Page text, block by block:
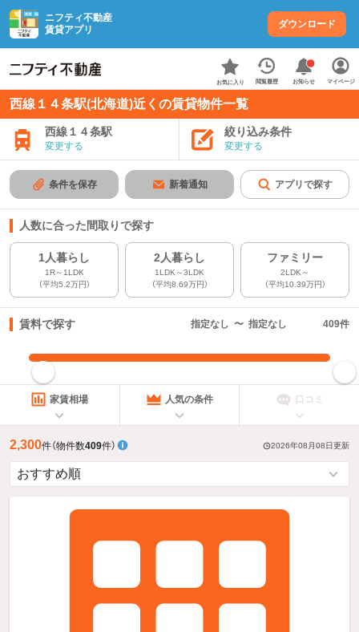
ニフティ不動産
賃貸アプリ
ダウンロード
お気に入り 閲覧履歴 お知らせ マイページ
西線１４条駅(北海道)近くの賃貸物件一覧
西線１４条駅
変更する
絞り込み条件
変更する
条件を保存 新着通知 アプリで探す
人数に合った間取りで探す
1人暮らし
1R～1LDK
（平均5.2万円）
2人暮らし
1LDK～3LDK
（平均8.69万円）
ファミリー
2LDK～
（平均10.39万円）
賃料で探す 指定なし 〜 指定なし 409件
指定した賃料で絞り込む
家賃相場 人気の条件 口コミ
2,300件（物件数409件） 2026年08月08日更新